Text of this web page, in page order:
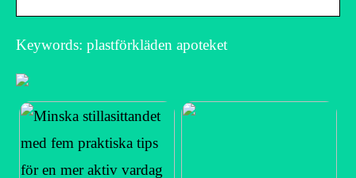
Keywords: plastförkläden apoteket